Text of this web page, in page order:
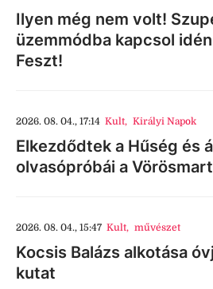
Ilyen még nem volt!
üzemmódba kapcsol
Feszt!
2026. 08. 04., 17:14 Kult, Királyi Napok
Elkezdődtek a Hűség és
olvasópróbái a
2026. 08. 04., 15:47 Kult, művészet
Kocsis Balázs alkotása
kutat